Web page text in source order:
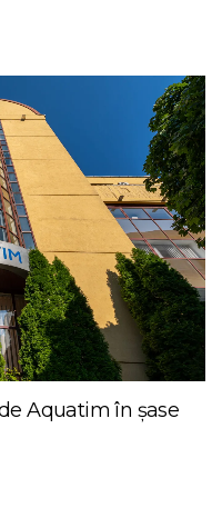
Aquatim în șase